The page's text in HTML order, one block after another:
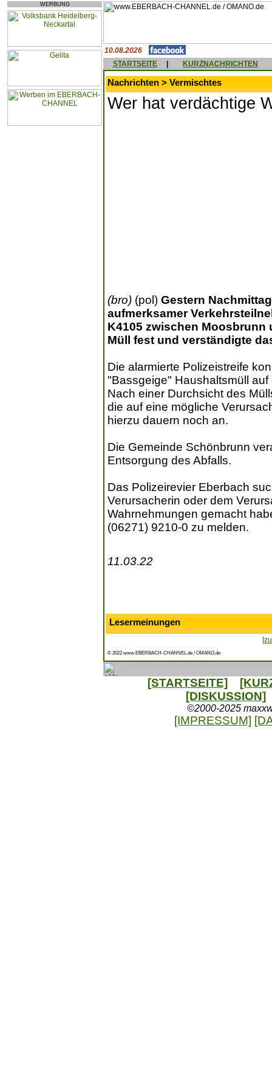
WERBUNG
10.08.2026
STARTSEITE
KURZNACHRICHTEN
Nachrichten > Vermischtes
Wer hat verdächtige
(bro) (pol) Gestern
aufmerksamer
K4105 zwischen
Müll fest und verständigte
Die alarmierte Polizeistreife
"Bassgeige" Haushaltsmüll
Nach einer Durchsicht des
die auf eine mögliche
hierzu dauern noch an.
Die Gemeinde Schönbrunn
Entsorgung des Abfalls.
Das Polizeirevier Eberbach
Verursacherin oder dem
Wahrnehmungen gemacht
(06271) 9210-0 zu melden.
11.03.22
Lesermeinungen
© 2022 www.EBERBACH-CHANNEL.de / OMANO.de
[STARTSEITE]
[DISKUSSION]
©2000-2025
[IMPRESSUM]